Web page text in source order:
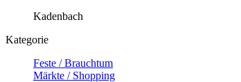
Kadenbach
Kategorie
Feste / Brauchtum
Märkte / Shopping